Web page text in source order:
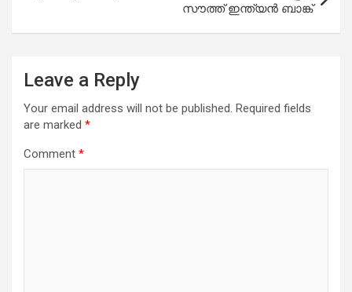
സൗത്ത് ഇന്ത്യൻ ബാങ്ക്
Leave a Reply
Your email address will not be published. Required fields
are marked *
Comment *